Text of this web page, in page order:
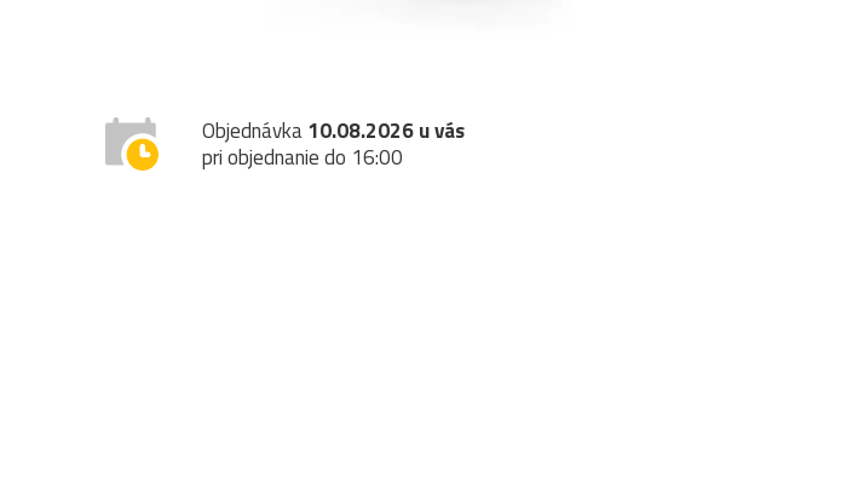
Objednávka10.08.2026 u vás
pri objednanie do 16:00